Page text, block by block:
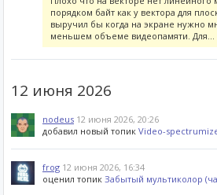
порядком байт как у вектора для
выручил бы когда на экране нужно
меньшем объеме видеопамяти. Для...
12 июня 2026
nodeus 12 июня 2026, 20:26
добавил новый топик Video-
frog 12 июня 2026, 16:34
оценил топик Забытый мультиколор